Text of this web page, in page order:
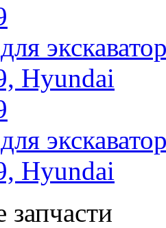
Hyundai
Hyundai